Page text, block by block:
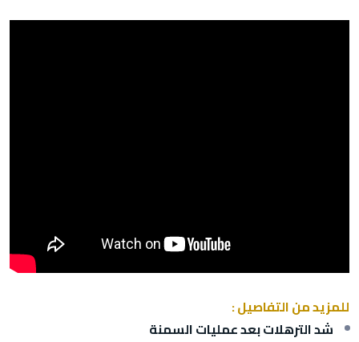
للمزيد من التفاصيل :
شد الترهلات بعد عمليات السمنة